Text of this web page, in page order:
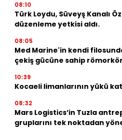
08:10
Türk Loydu, Süveyş Kanalı
düzenleme yetkisi aldı.
08:05
Med Marine'in kendi
çekiş gücüne sahip
10:39
Kocaeli limanlarının yükü
08:32
Mars Logistics’in Tuzla
gruplarını tek noktadan